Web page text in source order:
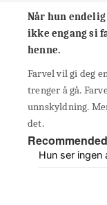
Når hun
ikke engang si
henne.
Farvel vil gi deg
trenger å gå.
unnskyldning.
det.
Hun ser ingen